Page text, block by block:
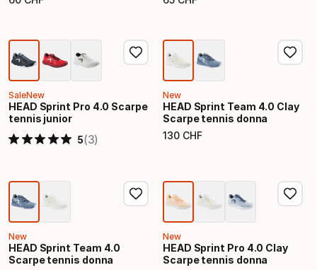
Prezzo finale Prezzo finale
SaleNew
HEAD Sprint Pro 4.0 Scarpe
tennis junior
5(3)
New
HEAD Sprint Team 4.0 Clay
Scarpe tennis donna
130 CHF
Prezzo finale
New
HEAD Sprint Team 4.0
Scarpe tennis donna
New
HEAD Sprint Pro 4.0 Clay
Scarpe tennis donna